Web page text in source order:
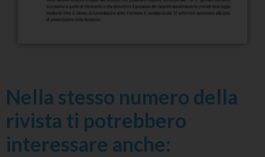
Nella stesso numero della
rivista ti potrebbero
interessare anche: